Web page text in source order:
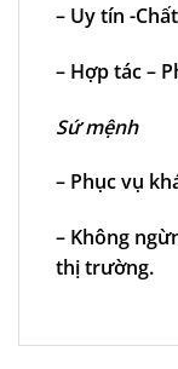
– Uy tín -
– Hợp tác –
Sứ mệnh
– Phục vụ
– Không
thị trường.